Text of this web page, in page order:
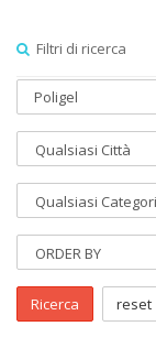
Filtri di ricerca
Ricerca reset